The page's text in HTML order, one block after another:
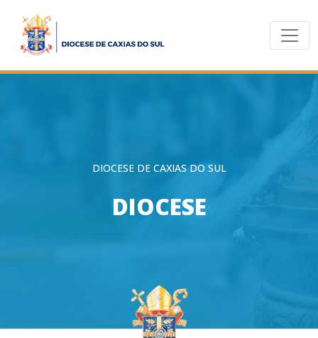
DIOCESE DE CAXIAS DO SUL
DIOCESE